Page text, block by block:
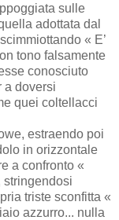
sulle
adottata dal
« E’
tono falsamente
conosciuto
a doversi
quei coltellacci
estraendo poi
in orizzontale
a confronto «
stringendosi
triste sconfitta «
azzurro... nulla